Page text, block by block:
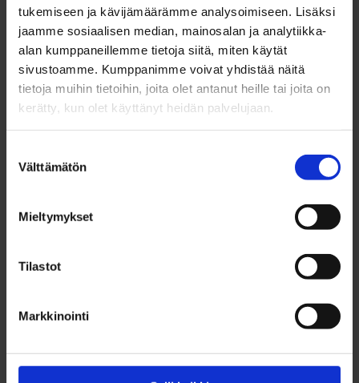
tukemiseen ja kävijämäärämme analysoimiseen. Lisäksi
jaamme sosiaalisen median, mainosalan ja analytiikka-
alan kumppaneillemme tietoja siitä, miten käytät
sivustoamme. Kumppanimme voivat yhdistää näitä
tietoja muihin tietoihin, joita olet antanut heille tai joita on
kerätty, kun olet käyttänyt heidän palvelujaan.
valinta
Välttämätön
Mieltymykset
Tilastot
Markkinointi
kesatyo@businessoulu.com
Rosa Heininen
Summer jobs, Byström team